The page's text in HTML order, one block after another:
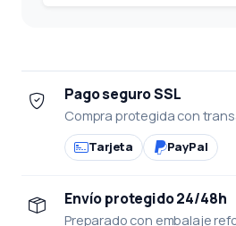
Pago seguro SSL
Compra protegida con
Tarjeta PayPal
Envío protegido 24/48h
Preparado con embalaje